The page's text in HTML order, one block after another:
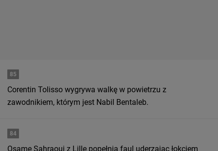
85
Corentin Tolisso wygrywa walkę w powietrzu z
zawodnikiem, którym jest Nabil Bentaleb.
84
Osame Sahraoui z Lille popełnia faul uderzając łokciem